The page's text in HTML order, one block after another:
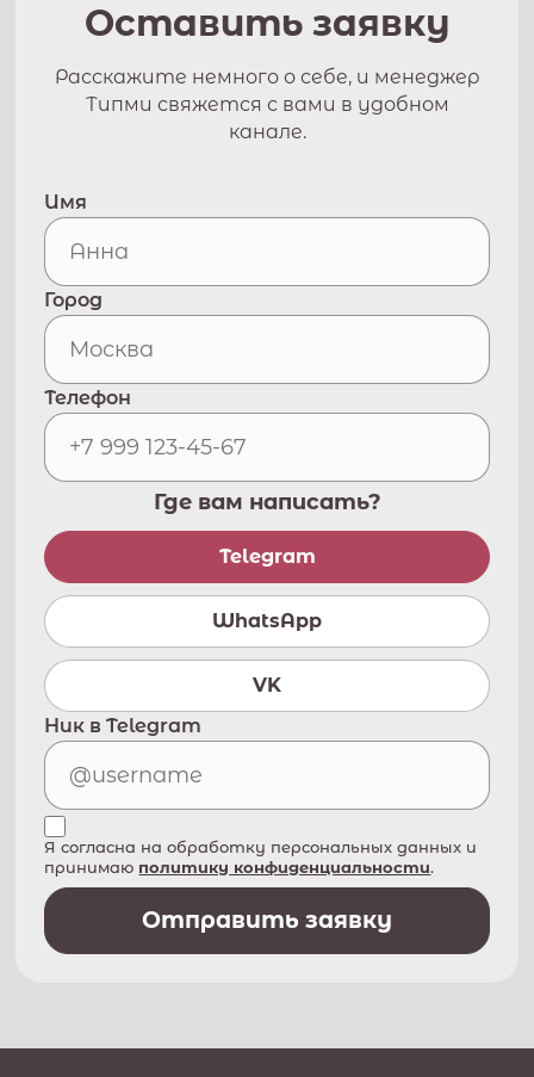
Оставить заявку
Расскажите немного о себе, и менеджер
Типми свяжется с вами в удобном
канале.
Имя
Город
Телефон
Где вам написать?
Telegram
WhatsApp
VK
Ник в Telegram
Я согласна на обработку персональных данных и
принимаю политику конфиденциальности.
Отправить заявку